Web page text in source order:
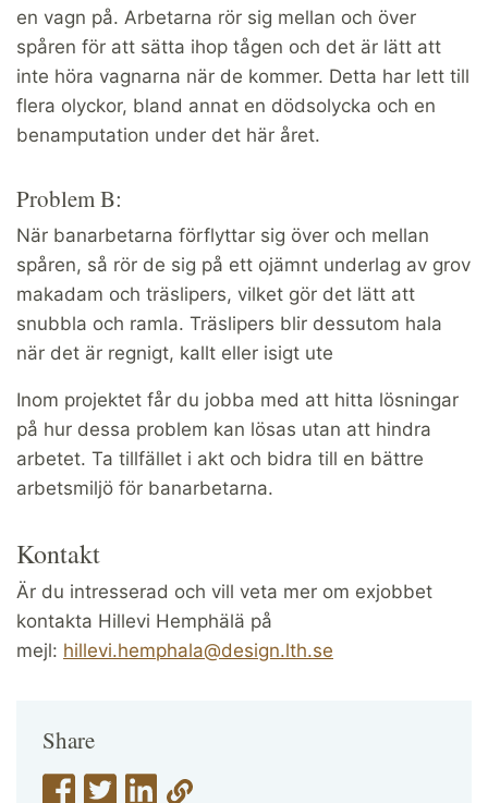
en vagn på. Arbetarna rör sig mellan och över
spåren för att sätta ihop tågen och det är lätt att
inte höra vagnarna när de kommer. Detta har lett till
flera olyckor, bland annat en dödsolycka och en
benamputation under det här året.
Problem B:
När banarbetarna förflyttar sig över och mellan
spåren, så rör de sig på ett ojämnt underlag av grov
makadam och träslipers, vilket gör det lätt att
snubbla och ramla. Träslipers blir dessutom hala
när det är regnigt, kallt eller isigt ute
Inom projektet får du jobba med att hitta lösningar
på hur dessa problem kan lösas utan att hindra
arbetet. Ta tillfället i akt och bidra till en bättre
arbetsmiljö för banarbetarna.
Kontakt
Är du intresserad och vill veta mer om exjobbet
kontakta Hillevi Hemphälä på
mejl: hillevi.hemphala@design.lth.se
Share